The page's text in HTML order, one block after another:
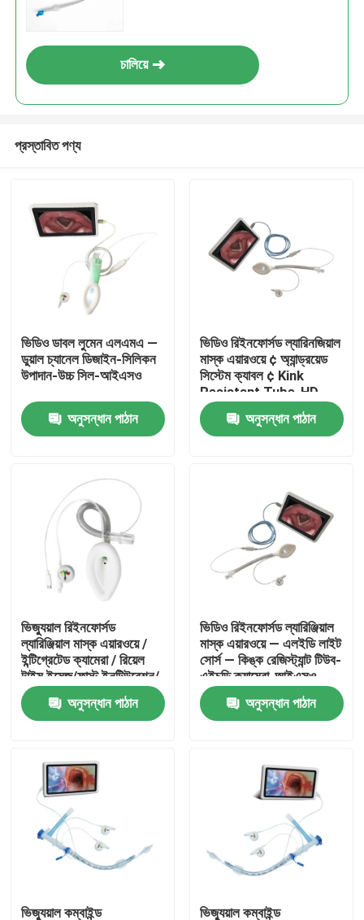
VR প্রদর্শন
কারখানা ভ্রমণ
মান নিয়ন্ত্রণ
আমাদের সাথে যোগাযোগ করুন
উদ্ধৃতির জন্য আবেদন
ইটি টিউব এয়ারওয়ে
ল্যারিঞ্জিয়াল মাস্ক এয়ারওয়ে
চালিয়ে
প্রস্তাবিত পণ্য
ভিডিও ডাবল লুমেন এলএমএ —
ডুয়াল চ্যানেল ডিজাইন-সিলিকন
উপাদান-উচ্চ সিল-আইএসও
অনুসন্ধান পাঠান
ভিডিও রিইনফোর্সড ল্যারিনজিয়াল
মাস্ক এয়ারওয়ে ¢ অ্যান্ড্রয়েড
সিস্টেম ক্যাবল ¢ Kink
Resistant Tube-HD
Camera-ISO
অনুসন্ধান পাঠান
ভিজ্যুয়াল রিইনফোর্সড
ল্যারিঞ্জিয়াল মাস্ক এয়ারওয়ে /
ইন্টিগ্রেটেড ক্যামেরা / রিয়েল
টাইম ইমেজ/ফাস্ট ইনটিউবেশন/
আইএসও
অনুসন্ধান পাঠান
ভিডিও রিইনফোর্সড ল্যারিঞ্জিয়াল
মাস্ক এয়ারওয়ে — এলইডি লাইট
সোর্স — কিঙ্ক রেজিস্ট্যান্ট টিউব-
এইচডি ক্যামেরা-আইএসও
অনুসন্ধান পাঠান
ভিজ্যুয়াল কম্বাইন্ড
ভিজ্যুয়াল কম্বাইন্ড